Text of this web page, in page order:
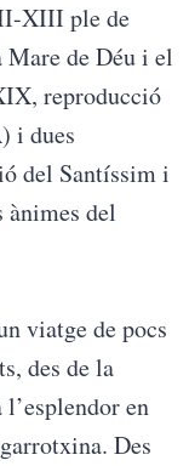
XIII ple de
de Déu i el
reproducció
i dues
del Santíssim i
ànimes del
viatge de pocs
des de la
en
Des